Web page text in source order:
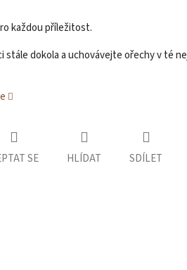
každou příležitost.
stále dokola a uchovávejte ořechy v té
SE HLÍDAT SDÍLET